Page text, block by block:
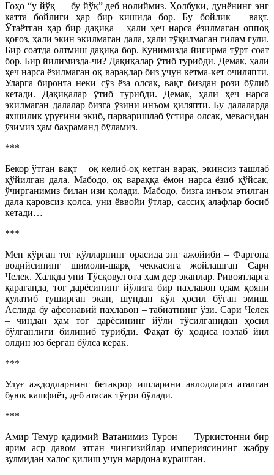
Гоҳо “у йўқ — бу йўқ” деб нолиймиз. Ҳолбуки, дунёнинг энг
катта бойлиги ҳар бир кишида бор. Бу бойлик – вақт.
Ўтаётган ҳар бир дақиқа – ҳали ҳеч нарса ёзилмаган оппоқ
қоғоз, ҳали экин экилмаган дала, ҳали тўқилмаган гилам гули.
Бир соатда олтмиш дақиқа бор. Кунимизда йигирма тўрт соат
бор. Бир йилимизда-чи? Дақиқалар ўтиб турибди. Демак, ҳали
ҳеч нарса ёзилмаган оқ варақлар биз учун кетма-кет очиляпти.
Уларга биронта неки сўз ёза олсак, вақт биздан рози бўлиб
кетади. Дақиқалар ўтиб турибди. Демак, ҳали ҳеч нарса
экилмаган далалар бизга ўзини инъом қиляпти. Бу далаларда
яхшилик уруғини экиб, парваришлаб ўстира олсак, мевасидан
ўзимиз ҳам баҳраманд бўламиз.
***
Бекор ўтган вақт – оқ келиб-оқ кетган варақ, экинсиз ташлаб
қўйилган дала. Мабодо, оқ вараққа ёмон нарса ёзиб қўйсак,
ўчирганимиз билан изи қолади. Мабодо, бизга инъом этилган
дала қаровсиз қолса, уни ёввойи ўтлар, сассиқ алафлар босиб
кетади…
***
Мен кўрган тоғ кўлларнинг орасида энг ажойиби – Фарғона
водийсининг шимоли-шарқ чеккасига жойлашган Сари
Челек. Халқда уни Тўсқовул ота ҳам дер эканлар. Ривоятларга
қараганда, тоғ дарёсининг йўлига бир паҳлавон одам қояни
қулатиб туширган экан, шундан кўл ҳосил бўган эмиш.
Аслида бу афсонавий паҳлавон – табиатнинг ўзи. Сари Челек
– чиндан ҳам тоғ дарёсининг йўли тўсилганидан ҳосил
бўлганлиги билиниб турибди. Фақат бу ҳодиса юзлаб йил
олдин юз берган бўлса керак.
***
Улуғ аждодларнинг бетакрор ишларини авлодларга аталган
буюк кашфиёт, деб атасак тўғри бўлади.
***
Амир Темур қадимий Ватанимиз Турон — Туркистонни бир
ярим аср давом этган чингизийлар империясининг жабру
зулмидан халос қилиш учун мардона курашган.